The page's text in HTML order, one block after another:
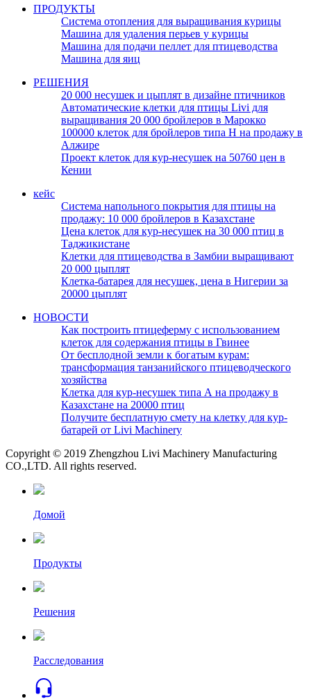
ПРОДУКТЫ
Система отопления для выращивания курицы
Машина для удаления перьев у курицы
Машина для подачи пеллет для птицеводства
Машина для яиц
РЕШЕНИЯ
20 000 несушек и цыплят в дизайне птичников
Автоматические клетки для птицы Livi для
выращивания 20 000 бройлеров в Марокко
100000 клеток для бройлеров типа H на продажу в
Алжире
Проект клеток для кур-несушек на 50760 цен в
Кении
кейс
Система напольного покрытия для птицы на
продажу: 10 000 бройлеров в Казахстане
Цена клеток для кур-несушек на 30 000 птиц в
Таджикистане
Клетки для птицеводства в Замбии выращивают
20 000 цыплят
Клетка-батарея для несушек, цена в Нигерии за
20000 цыплят
НОВОСТИ
Как построить птицеферму с использованием
клеток для содержания птицы в Гвинее
От бесплодной земли к богатым курам:
трансформация танзанийского птицеводческого
хозяйства
Клетка для кур-несушек типа А на продажу в
Казахстане на 20000 птиц
Получите бесплатную смету на клетку для кур-
батарей от Livi Machinery
Copyright © 2019 Zhengzhou Livi Machinery Manufacturing
CO.,LTD. All rights reserved.
Домой
Продукты
Решения
Расследования